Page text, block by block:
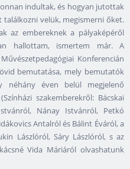
indultak, és hogyan jutottak
velük, megismerni őket.
az embereknek a pályaképéről
hallottam, ismertem már. A
Konferencián
bemutatása, mely bemutatók
néhány éven belül megjelenő
szakemberekről: Bácskai
Nánay Istvánról, Petkó
Antalról és Bálint Éváról, a
Lászlóról, Sáry Lászlóról, s az
Vida Máriáról olvashatunk